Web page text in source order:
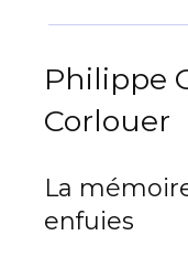
Philippe
Corlouer
La
enfuies